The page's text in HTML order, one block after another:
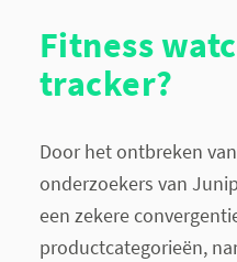
Fitness
tracker?
Door het ontbreken
onderzoekers van
een zekere
productcategorieën,